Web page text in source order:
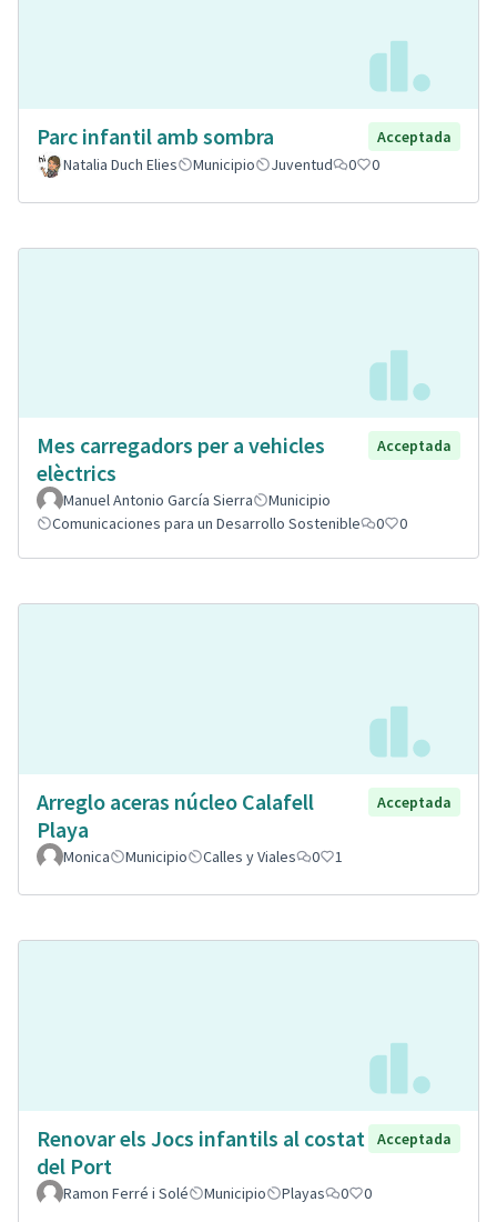
Parc infantil amb sombra
Acceptada
Natalia Duch Elies
Municipio Juventud 0 0
Mes carregadors per a vehicles
elèctrics
Acceptada
Manuel Antonio García Sierra
Municipio
Comunicaciones para un Desarrollo Sostenible
0 0
Arreglo aceras núcleo Calafell
Playa
Acceptada
Monica Municipio Calles y Viales 0 1
Renovar els Jocs infantils al costat
del Port
Acceptada
Ramon Ferré i Solé Municipio Playas 0 0